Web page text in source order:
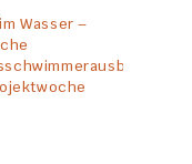
Wasser –